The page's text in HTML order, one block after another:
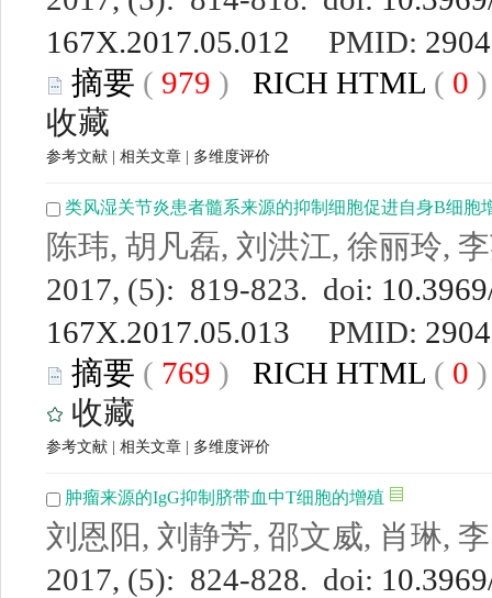
167X.2017.05.012 PMID:
摘要 ( 979 ) RICH HTML ( 0
收藏
参考文献 相关文章 多维度评价
类风湿关节炎患者髓系来源的抑制细胞促进自身B细胞
陈玮, 胡凡磊, 刘洪江, 徐丽玲,
2017, (5): 819-823. doi:
167X.2017.05.013 PMID:
摘要 ( 769 ) RICH HTML ( 0
收藏
参考文献 相关文章 多维度评价
肿瘤来源的IgG抑制脐带血中T细胞的增殖
刘恩阳, 刘静芳, 邵文威, 肖琳,
2017, (5): 824-828. doi: